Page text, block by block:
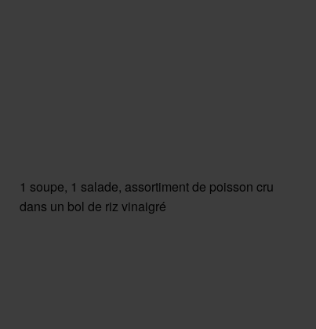
1 soupe, 1 salade, assortiment de poisson cru
dans un bol de riz vinaigré